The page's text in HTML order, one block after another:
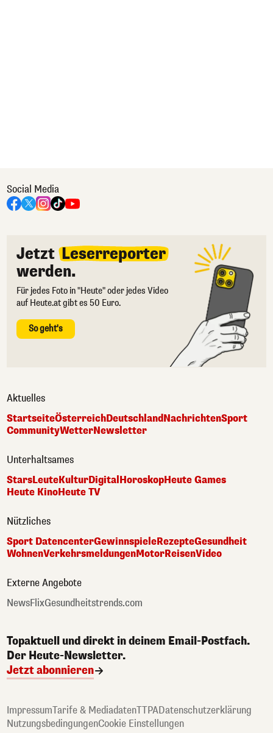
Social Media
Jetzt Leserreporter
werden.
Für jedes Foto in "Heute" oder jedes Video
auf Heute.at gibt es 50 Euro.
So geht's
Aktuelles
StartseiteÖsterreichDeutschlandNachrichtenSport
CommunityWetterNewsletter
Unterhaltsames
StarsLeuteKulturDigital HoroskopHeute Games
Heute KinoHeute TV
Nützliches
Sport DatencenterGewinnspieleRezepteGesundheit
WohnenVerkehrsmeldungenMotorReisenVideo
Externe Angebote
NewsFlixGesundheitstrends.com
Topaktuell und direkt in deinem Email-Postfach.
Der Heute-Newsletter.
Jetzt abonnieren
ImpressumTarife & MediadatenTTPADatenschutzerklärung
NutzungsbedingungenCookie Einstellungen